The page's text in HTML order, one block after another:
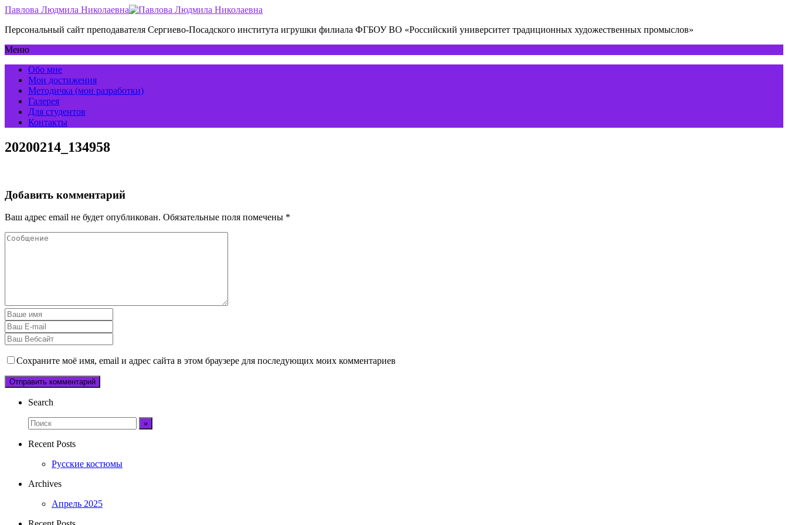
Павлова Людмила Николаевна
Персональный сайт преподавателя Сергиево-Посадского института игрушки филиала ФГБОУ ВО «Российский университет традиционных художественных промыслов»
Меню
Обо мне
Мои достижения
Методичка (мои разработки)
Галерея
Для студентов
Контакты
20200214_134958
Добавить комментарий
Ваш адрес email не будет опубликован. Обязательные поля помечены *
Сохраните моё имя, email и адрес сайта в этом браузере для последующих моих комментариев
Search
Recent Posts
Русские костюмы
Archives
Апрель 2025